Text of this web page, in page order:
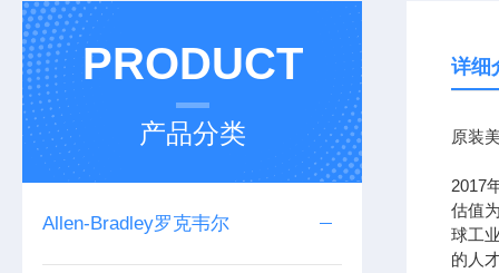
PRODUCT
产品分类
Allen-Bradley罗克韦尔
详细
原装
2017
估值
球工
的人